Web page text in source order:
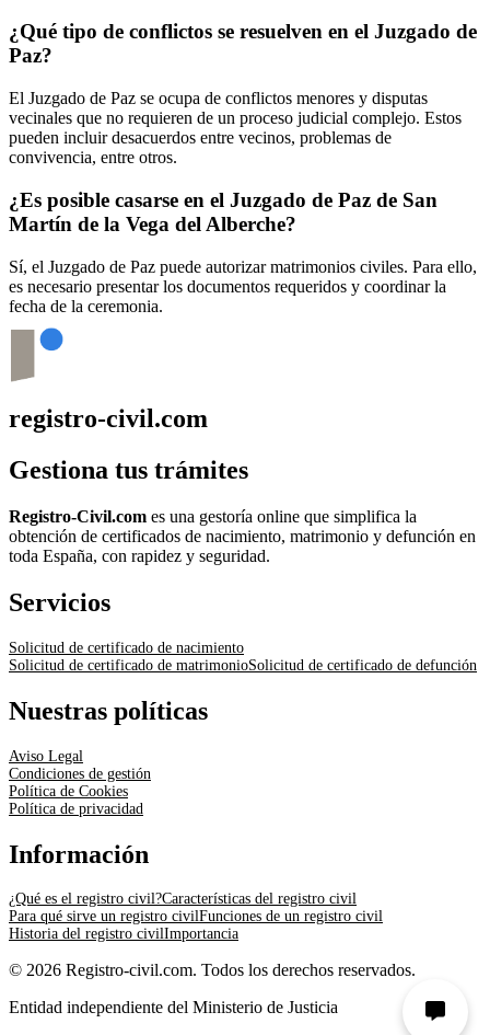
¿Qué tipo de conflictos se resuelven en el Juzgado de
Paz?
El Juzgado de Paz se ocupa de conflictos menores y disputas
vecinales que no requieren de un proceso judicial complejo. Estos
pueden incluir desacuerdos entre vecinos, problemas de
convivencia, entre otros.
¿Es posible casarse en el Juzgado de Paz de San
Martín de la Vega del Alberche?
Sí, el Juzgado de Paz puede autorizar matrimonios civiles. Para ello,
es necesario presentar los documentos requeridos y coordinar la
fecha de la ceremonia.
registro-civil.com
Gestiona tus trámites
Registro-Civil.com es una gestoría online que simplifica la
obtención de certificados de nacimiento, matrimonio y defunción en
toda España, con rapidez y seguridad.
Servicios
Solicitud de certificado de nacimiento
Solicitud de certificado de matrimonioSolicitud de certificado de defunción
Nuestras políticas
Aviso Legal
Condiciones de gestión
Política de Cookies
Política de privacidad
Información
¿Qué es el registro civil?Características del registro civil
Para qué sirve un registro civilFunciones de un registro civil
Historia del registro civilImportancia
© 2026 Registro-civil.com. Todos los derechos reservados.
Entidad independiente del Ministerio de Justicia